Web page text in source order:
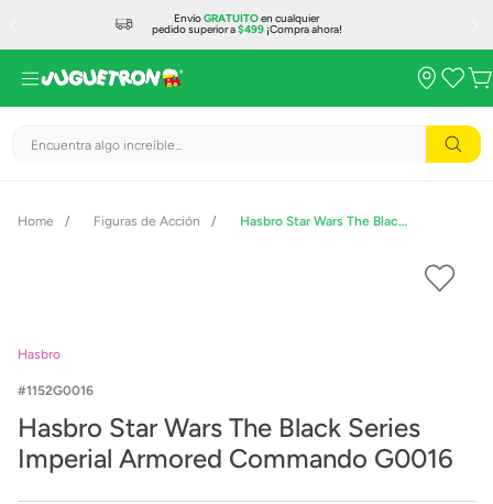
EnvíoGRATUITOen cualquier
pedido superior a$499¡Compra ahora!
Encuentra algo increíble...
Figuras de Acción Hasbro Star Wars The Black Series Imperial Armored Commando G0016
Hasbro
1152G0016
Hasbro Star Wars The Black Series
Imperial Armored Commando G0016